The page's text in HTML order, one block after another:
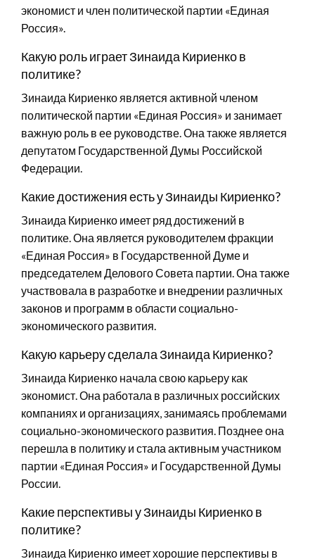
экономист и член политической партии «Единая
Россия».
Какую роль играет Зинаида Кириенко в
политике?
Зинаида Кириенко является активной членом
политической партии «Единая Россия» и занимает
важную роль в ее руководстве. Она также является
депутатом Государственной Думы Российской
Федерации.
Какие достижения есть у Зинаиды Кириенко?
Зинаида Кириенко имеет ряд достижений в
политике. Она является руководителем фракции
«Единая Россия» в Государственной Думе и
председателем Делового Совета партии. Она также
участвовала в разработке и внедрении различных
законов и программ в области социально-
экономического развития.
Какую карьеру сделала Зинаида Кириенко?
Зинаида Кириенко начала свою карьеру как
экономист. Она работала в различных российских
компаниях и организациях, занимаясь проблемами
социально-экономического развития. Позднее она
перешла в политику и стала активным участником
партии «Единая Россия» и Государственной Думы
России.
Какие перспективы у Зинаиды Кириенко в
политике?
Зинаида Кириенко имеет хорошие перспективы в